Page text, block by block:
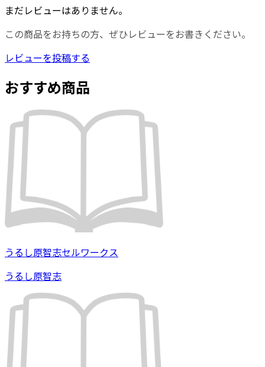
まだレビューはありません。
この商品をお持ちの方、ぜひレビューをお書きください。
レビューを投稿する
おすすめ商品
うるし原智志セルワークス
うるし原智志